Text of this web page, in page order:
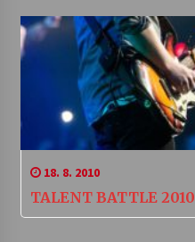
18. 8. 2010
TALENT BATTLE 2010